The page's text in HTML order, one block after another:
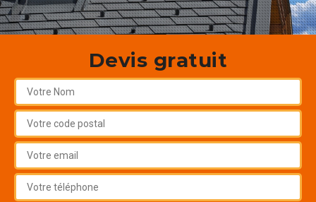
Devis gratuit